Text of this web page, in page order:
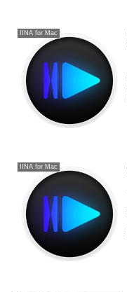
IINA for Mac
IINA for Mac